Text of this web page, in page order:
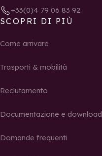
+33(0)4 79 06 83 92
SCOPRI DI PIÙ
Come arrivare
Trasporti & mobilità
Reclutamento
Documentazione e download
Domande frequenti